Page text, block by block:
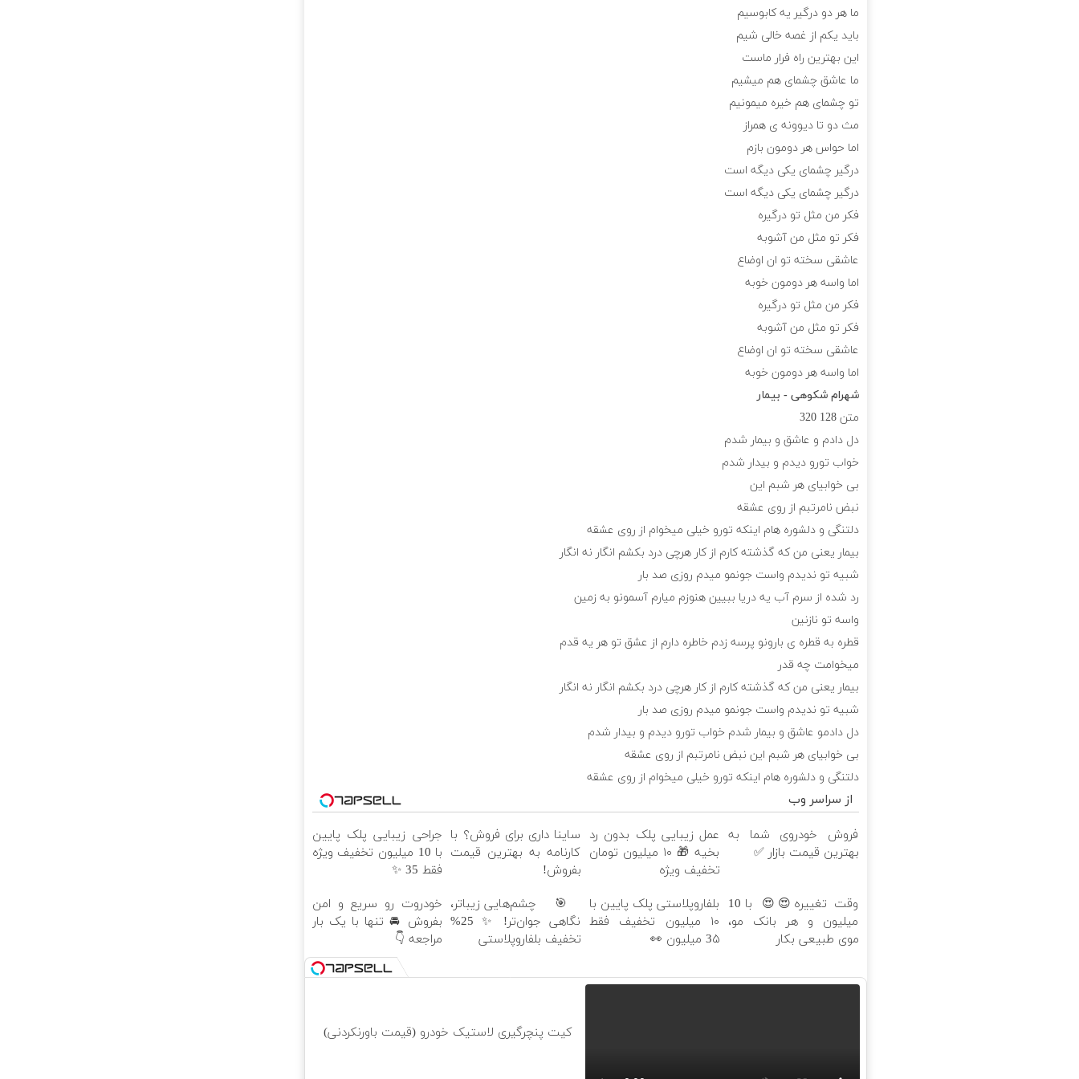
ما هر دو درگیر یه کابوسیم
باید یکم از غصه خالی شیم
این بهترین راه فرار ماست
ما عاشق چشمای هم میشیم
تو چشمای هم خیره میمونیم
مث دو تا دیوونه ی همراز
اما حواس هر دومون بازم
درگیر چشمای یکی دیگه است
درگیر چشمای یکی دیگه است
فکر من مثل تو درگیره
فکر تو مثل من آشوبه
عاشقی سخته تو ان اوضاع
اما واسه هر دومون خوبه
فکر من مثل تو درگیره
فکر تو مثل من آشوبه
عاشقی سخته تو ان اوضاع
اما واسه هر دومون خوبه
شهرام شکوهی - بیمار
متن 128
320
دل دادم و عاشق و بیمار شدم
خواب تورو دیدم و بیدار شدم
بی خوابیای هر شبم این
نبض نامرتبم از روی عشقه
دلتنگی و دلشوره هام اینکه تورو خیلی میخوام از روی عشقه
بیمار یعنی من که گذشته کارم از کار هرچی درد بکشم انگار نه انگار
شبیه تو ندیدم واست جونمو میدم روزی صد بار
رد شده از سرم آب یه دریا ببیین هنوزم میارم آسمونو به زمین
واسه تو نازنین
قطره به قطره ی بارونو پرسه زدم خاطره دارم از عشق تو هر یه قدم
میخوامت چه قدر
بیمار یعنی من که گذشته کارم از کار هرچی درد بکشم انگار نه انگار
شبیه تو ندیدم واست جونمو میدم روزی صد بار
دل دادمو عاشق و بیمار شدم خواب تورو دیدم و بیدار شدم
بی خوابیای هر شبم این نبض نامرتبم از روی عشقه
دلتنگی و دلشوره هام اینکه تورو خیلی میخوام از روی عشقه
از سراسر وب
فروش خودروی شما به
بهترین قیمت بازار ✅
عمل زیبایی پلک بدون رد
بخیه 🎁 ۱۰ میلیون تومان
تخفیف ویژه
ساینا داری برای فروش؟ با
کارنامه به بهترین قیمت
بفروش!
جراحی زیبایی پلک پایین
با 10 میلیون تخفیف ویژه
فقط 35 ✨
وقت تغییره😍😍 با 10
میلیون و هر بانک مو،
موی طبیعی بکار
بلفاروپلاستی پلک پایین با
۱۰ میلیون تخفیف فقط
3۵ میلیون 👀
🎯 چشم‌هایی زیباتر،
نگاهی جوان‌تر! ✨ 25%
تخفیف بلفاروپلاستی
خودروت رو سریع و امن
بفروش 🚘 تنها با یک بار
مراجعه 👇
کیت پنچرگیری لاستیک خودرو (قیمت باورنکردنی)